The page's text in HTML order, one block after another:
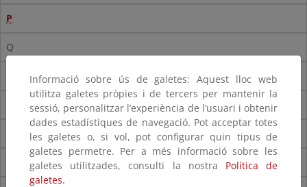
P
Q
Informació sobre ús de galetes: Aquest lloc web
utilitza galetes pròpies i de tercers per mantenir la
sessió, personalitzar l’experiència de l’usuari i obtenir
dades estadístiques de navegació. Pot acceptar totes
les galetes o, si vol, pot configurar quin tipus de
galetes permetre. Per a més informació sobre les
galetes utilitzades, consulti la nostra Política de
galetes.